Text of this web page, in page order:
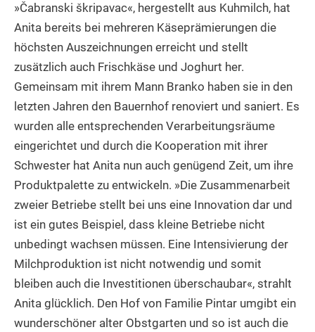
»Čabranski škripavac«, hergestellt aus Kuhmilch, hat
Anita bereits bei mehreren Käseprämierungen die
höchsten Auszeichnungen erreicht und stellt
zusätzlich auch Frischkäse und Joghurt her.
Gemeinsam mit ihrem Mann Branko haben sie in den
letzten Jahren den Bauernhof renoviert und saniert. Es
wurden alle entsprechenden Verarbeitungsräume
eingerichtet und durch die Kooperation mit ihrer
Schwester hat Anita nun auch genügend Zeit, um ihre
Produktpalette zu entwickeln. »Die Zusammenarbeit
zweier Betriebe stellt bei uns eine Innovation dar und
ist ein gutes Beispiel, dass kleine Betriebe nicht
unbedingt wachsen müssen. Eine Intensivierung der
Milchproduktion ist nicht notwendig und somit
bleiben auch die Investitionen überschaubar«, strahlt
Anita glücklich. Den Hof von Familie Pintar umgibt ein
wunderschöner alter Obstgarten und so ist auch die